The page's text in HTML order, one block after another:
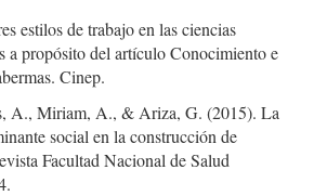
estilos de trabajo en las ciencias
a propósito del artículo Conocimiento e
Cinep.
A., Miriam, A., & Ariza, G. (2015). La
social en la construcción de
Facultad Nacional de Salud